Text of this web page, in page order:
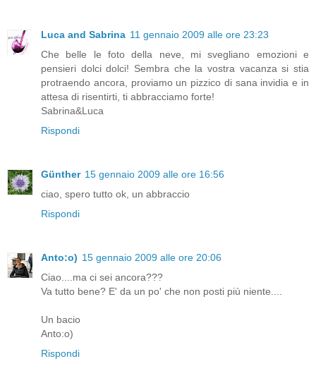
Luca and Sabrina 11 gennaio 2009 alle ore 23:23
Che belle le foto della neve, mi svegliano emozioni e
pensieri dolci dolci! Sembra che la vostra vacanza si stia
protraendo ancora, proviamo un pizzico di sana invidia e in
attesa di risentirti, ti abbracciamo forte!
Sabrina&Luca
Rispondi
Günther 15 gennaio 2009 alle ore 16:56
ciao, spero tutto ok, un abbraccio
Rispondi
Anto:o) 15 gennaio 2009 alle ore 20:06
Ciao....ma ci sei ancora???
Va tutto bene? E' da un po' che non posti più niente....
Un bacio
Anto:o)
Rispondi